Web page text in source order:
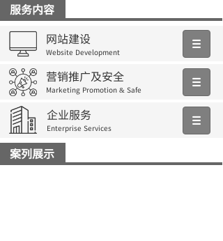
服务内容
网站建设
Website Development
营销推广及安全
Marketing Promotion & Safe
企业服务
Enterprise Services
案列展示